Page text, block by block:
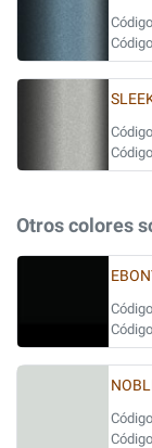
Otros colores